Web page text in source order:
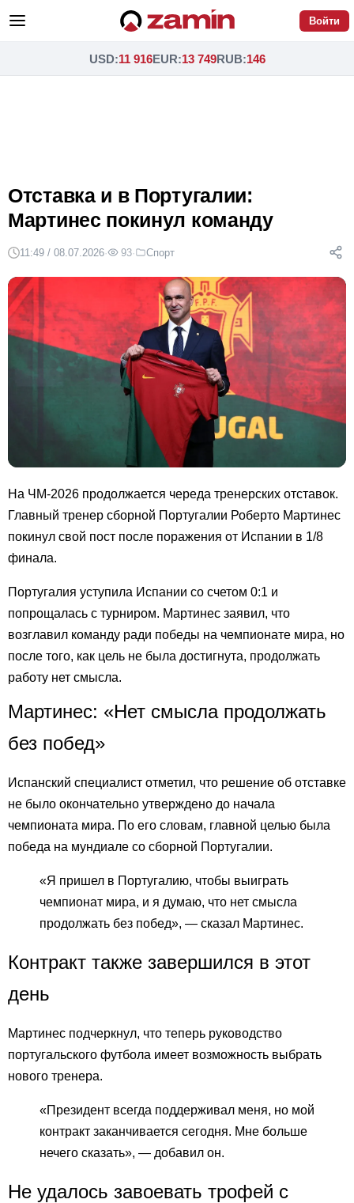
Войти
USD:11 916EUR:13 749RUB:146
Отставка и в Португалии:
Мартинес покинул команду
11:49 / 08.07.2026· 93· Спорт
На ЧМ-2026 продолжается череда тренерских отставок.
Главный тренер сборной Португалии Роберто Мартинес
покинул свой пост после поражения от Испании в 1/8
финала.
Португалия уступила Испании со счетом 0:1 и
попрощалась с турниром. Мартинес заявил, что
возглавил команду ради победы на чемпионате мира, но
после того, как цель не была достигнута, продолжать
работу нет смысла.
Мартинес: «Нет смысла продолжать
без побед»
Испанский специалист отметил, что решение об отставке
не было окончательно утверждено до начала
чемпионата мира. По его словам, главной целью была
победа на мундиале со сборной Португалии.
«Я пришел в Португалию, чтобы выиграть
чемпионат мира, и я думаю, что нет смысла
продолжать без побед», — сказал Мартинес.
Контракт также завершился в этот
день
Мартинес подчеркнул, что теперь руководство
португальского футбола имеет возможность выбрать
нового тренера.
«Президент всегда поддерживал меня, но мой
контракт заканчивается сегодня. Мне больше
нечего сказать», — добавил он.
Не удалось завоевать трофей с